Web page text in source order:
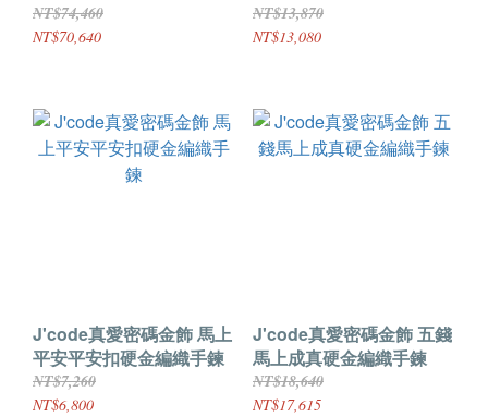
NT$74,460
NT$70,640
NT$13,870
NT$13,080
J'code真愛密碼金飾 馬上
平安平安扣硬金編織手鍊
NT$7,260
NT$6,800
J'code真愛密碼金飾 五錢
馬上成真硬金編織手鍊
NT$18,640
NT$17,615